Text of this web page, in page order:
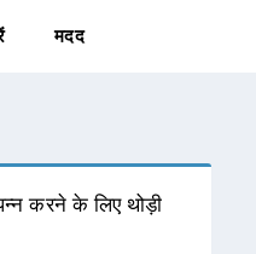
मदद
करने के लिए थोड़ी